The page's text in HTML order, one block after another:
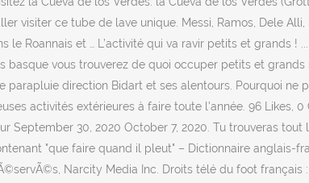
visiter ce tube de lave unique. Messi, Ramos, Dele
Roannais et … L’activité qui va ravir petits et grands !
basque vous trouverez de quoi occuper petits et
direction Bidart et ses alentours. Pourquoi ne
activités extérieures à faire toute l'année. 96 Likes,
September 30, 2020 October 7, 2020. Tu trouveras
"que faire quand il pleut" – Dictionnaire anglais-
Narcity Media Inc. Droits télé du foot français